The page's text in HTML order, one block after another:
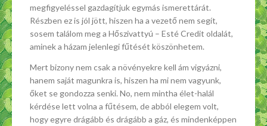
megfigyeléssel gazdagítjuk egymás ismerettárát.
Részben ez is jól jött, hiszen ha a vezető nem segít,
sosem találom meg a Hőszivattyú – Esté Credit oldalát,
aminek a házam jelenlegi fűtését köszönhetem.
Mert bizony nem csak a növényekre kell ám vigyázni,
hanem saját magunkra is, hiszen ha mi nem vagyunk,
őket se gondozza senki. No, nem mintha élet-halál
kérdése lett volna a fűtésem, de abból elegem volt,
hogy egyre drágább és drágább a gáz, és mindenképpen